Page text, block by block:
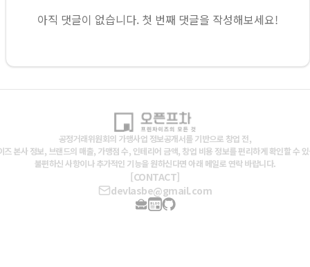
아직 댓글이 없습니다. 첫 번째 댓글을 작성해보세요!
공정거래위원회의 가맹사업 정보공개서를 기반으로 창업 전,
즈 본사 정보, 브랜드의 매출, 가맹점 수, 인테리어 금액, 창업 비용 정보를 편리하게 확인할 수
불편하신 사항이나 추가적인 기능을 원하신다면 아래 메일로 연락 바랍니다.
[CONTACT]
devlasbe@gmail.com